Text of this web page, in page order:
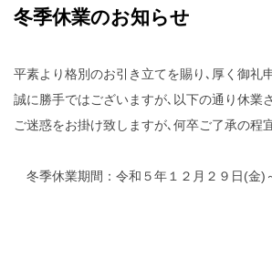
冬季休業のお知らせ
平素より格別のお引き立てを賜り､厚く御礼
誠に勝手ではございますが､以下の通り休業
ご迷惑をお掛け致しますが､何卒ご了承の程
冬季休業期間：令和５年１２月２９日(金)